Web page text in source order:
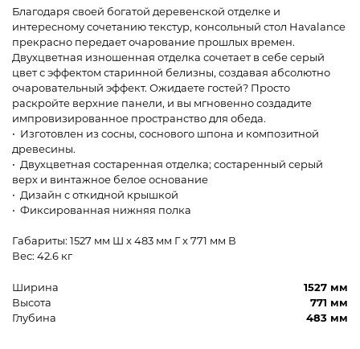
Благодаря своей богатой деревенской отделке и
интересному сочетанию текстур, консольный стол Havalance
прекрасно передает очарование прошлых времен.
Двухцветная изношенная отделка сочетает в себе серый
цвет с эффектом старинной белизны, создавая абсолютно
очаровательный эффект. Ожидаете гостей? Просто
раскройте верхние панели, и вы мгновенно создадите
импровизированное пространство для обеда.
• Изготовлен из сосны, соснового шпона и композитной
древесины.
• Двухцветная состаренная отделка; состаренный серый
верх и винтажное белое основание
• Дизайн с откидной крышкой
• Фиксированная нижняя полка
Габариты: 1527 мм Ш x 483 мм Г x 771 мм В
Вес: 42.6 кг
Ширина
1527 мм
Высота
771 мм
Глубина
483 мм